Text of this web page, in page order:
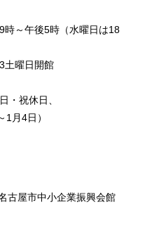
～午後5時（水曜日は18
土曜日開館
・祝休日、
月4日）
古屋市中小企業振興会館